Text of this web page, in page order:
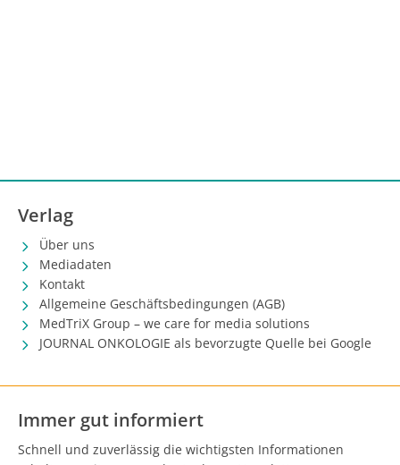
Verlag
Über uns
Mediadaten
Kontakt
Allgemeine Geschäftsbedingungen (AGB)
MedTriX Group – we care for media solutions
JOURNAL ONKOLOGIE als bevorzugte Quelle bei Google
Immer gut informiert
Schnell und zuverlässig die wichtigsten Informationen